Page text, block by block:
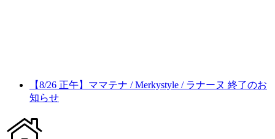
【8/26 正午】ママテナ / Merkystyle / ラナーヌ 終了のお
知らせ